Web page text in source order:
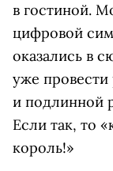
в гостиной.
цифровой
оказались в
уже
и подлинной
Если так, то
король!»